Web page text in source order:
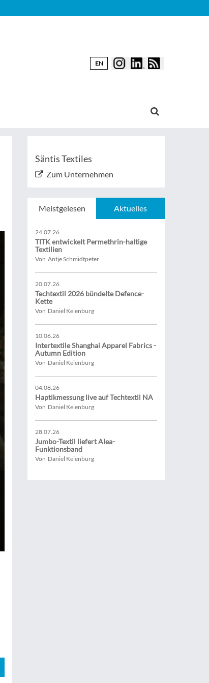
EN
Säntis Textiles
Zum Unternehmen
Meistgelesen Aktuelles
24.07.26
TITK entwickelt Permethrin-haltige
Textilien
Von Antje Schmidtpeter
20.07.26
Techtextil 2026 bündelte Defence-
Kette
Von Daniel Keienburg
10.06.26
Intertextile Shanghai Apparel Fabrics -
Autumn Edition
Von Daniel Keienburg
04.08.26
Haptikmessung live auf Techtextil NA
Von Daniel Keienburg
28.07.26
Jumbo-Textil liefert Alea-
Funktionsband
Von Daniel Keienburg